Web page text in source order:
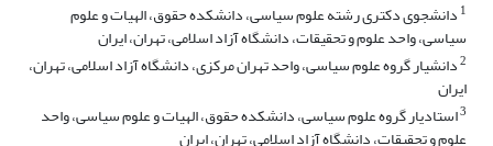
1 دانشجوی دکتری رشته علوم سیاسی، دانشکده حقوق، الهیات و علوم
سیاسی، واحد علوم و تحقیقات، دانشگاه آزاد اسلامی، تهران، ایران
2دانشیار گروه علوم سیاسی، واحد تهران مرکزی، دانشگاه آزاد اسلامی، تهران،
ایران
3استادیار گروه علوم سیاسی، دانشکده حقوق، الهیات و علوم سیاسی، واحد
علوم و تحقیقات، دانشگاه آزاد اسلامی، تهران، ایران